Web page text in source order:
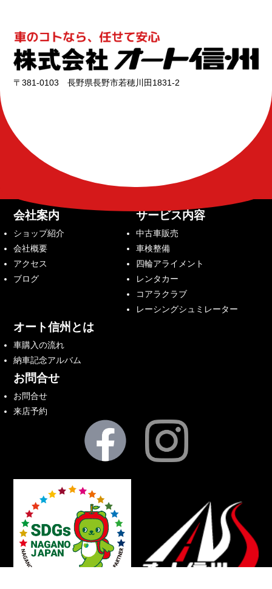
〒381-0103 長野県長野市若穂川田1831-2
会社案内
ショップ紹介
会社概要
アクセス
ブログ
サービス内容
中古車販売
車検整備
四輪アライメント
レンタカー
コアラクラブ
レーシングシュミレーター
オート信州とは
車購入の流れ
納車記念アルバム
お問合せ
お問合せ
来店予約